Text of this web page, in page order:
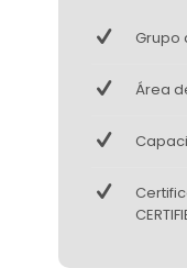
Grupo
Área